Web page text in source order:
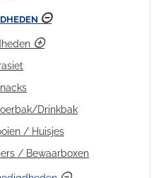
Drinkbak
/ Huisjes
/ Bewaarboxen